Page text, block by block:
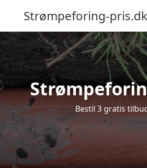
Strømpeforing-pris.dk
Bestil 3 gratis